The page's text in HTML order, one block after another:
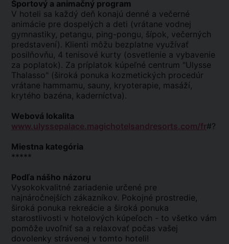
Športový a animačný program
V hoteli sa každý deň konajú denné a večerné
animácie pre dospelých a deti (vrátane vodnej
gymnastiky, petangu, ping-pongu, šípok, večerných
predstavení). Klienti môžu bezplatne využívať
posilňovňu, 4 tenisové kurty (osvetlenie a vybavenie
za poplatok). Za príplatok kúpeľné centrum "Ulysse
Thalasso" (široká ponuka kozmetických procedúr
vrátane hammamu, sauny, kryoterapie, masáží,
krytého bazéna, kaderníctva).
Webová lokalita
www.ulyssepalace.magichotelsandresorts.com/fr#?
Miestna kategória
*****
Podľa nášho názoru
Vysokokvalitné zariadenie určené pre
najnáročnejších zákazníkov. Pokojné prostredie,
široká ponuka rekreácie a široká ponuka
starostlivosti v hotelových kúpeľoch - to všetko vám
pomôže uvoľniť sa a relaxovať počas vašej
dovolenky strávenej v tomto hoteli!